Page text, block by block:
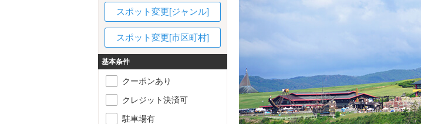
スポット変更[ジャンル]
スポット変更[市区町村]
基本条件
クーポンあり
クレジット決済可
駐車場有